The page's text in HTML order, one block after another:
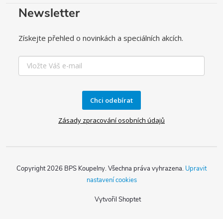
Newsletter
Získejte přehled o novinkách a speciálních akcích.
Chci odebírat
Zásady zpracování osobních údajů
Vytvořil Shoptet
Copyright 2026 BPS Koupelny. Všechna práva vyhrazena. Upravit
nastavení cookies